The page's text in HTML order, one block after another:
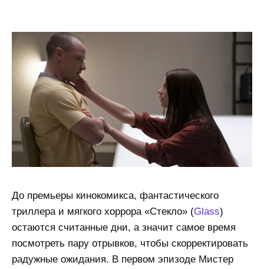
До премьеры кинокомикса, фантастического
триллера и мягкого хоррора «Стекло» (Glass)
остаются считанные дни, а значит самое время
посмотреть пару отрывков, чтобы скорректировать
радужные ожидания. В первом эпизоде Мистер